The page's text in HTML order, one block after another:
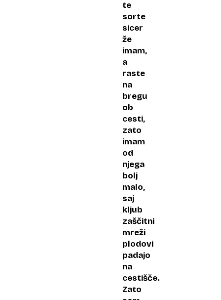
te
sorte
sicer
že
imam,
a
raste
na
bregu
ob
cesti,
zato
imam
od
njega
bolj
malo,
saj
kljub
zaščitni
mreži
plodovi
padajo
na
cestišče.
Zato